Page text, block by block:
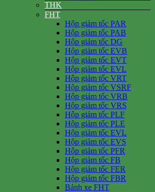
THK
FHT
Hộp giảm tốc PAR
Hộp giảm tốc PAB
Hộp giảm tốc DG
Hộp giảm tốc EVB
Hộp giảm tốc EVT
Hộp giảm tốc EVL
Hộp giảm tốc VRT
Hộp giảm tốc VSRF
Hộp giảm tốc VRB
Hộp giảm tốc VRS
Hộp giảm tốc PLF
Hộp giảm tốc PLE
Hộp giảm tốc EVL
Hộp giảm tốc EVS
Hộp giảm tốc PFR
Hộp giảm tốc FB
Hộp giảm tốc FER
Hộp giảm tốc FBR
Bánh xe FHT